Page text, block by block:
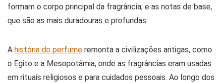
formam o corpo principal da fragrância; e as notas de base,
que são as mais duradouras e profundas.
A história do perfume remonta a civilizações antigas, como
o Egito e a Mesopotâmia, onde as fragrâncias eram usadas
em rituais religiosos e para cuidados pessoais. Ao longo dos